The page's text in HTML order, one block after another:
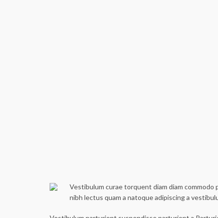
Vestibulum curae torquent diam diam
nibh lectus quam a natoque adipiscing a